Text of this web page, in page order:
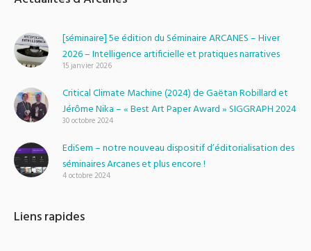
[séminaire] 5e édition du Séminaire ARCANES – Hiver
2026 – Intelligence artificielle et pratiques narratives
15 janvier 2026
Critical Climate Machine (2024) de Gaëtan Robillard et
Jérôme Nika – « Best Art Paper Award » SIGGRAPH 2024
30 octobre 2024
EdiSem – notre nouveau dispositif d’éditorialisation des
séminaires Arcanes et plus encore !
4 octobre 2024
Liens rapides